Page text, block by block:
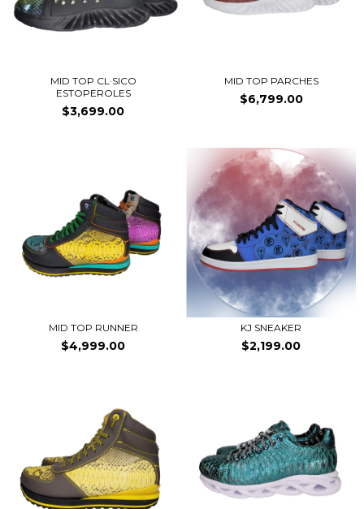
MID TOP CL·SICO
ESTOPEROLES
$3,699.00
MID TOP PARCHES
$6,799.00
MID TOP RUNNER
$4,999.00
KJ SNEAKER
$2,199.00